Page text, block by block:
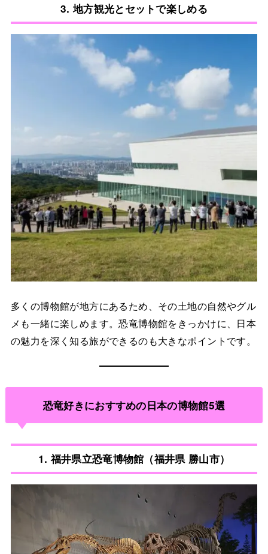
3. 地方観光とセットで楽しめる
多くの博物館が地方にあるため、その土地の自然やグル
メも一緒に楽しめます。恐竜博物館をきっかけに、日本
の魅力を深く知る旅ができるのも大きなポイントです。
恐竜好きにおすすめの日本の博物館5選
1.福井県立恐竜博物館（福井県 勝山市）